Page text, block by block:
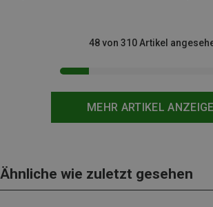
MEHR ARTIKEL
48 von 310 Artikel
Ähnliche wie zuletzt gesehen